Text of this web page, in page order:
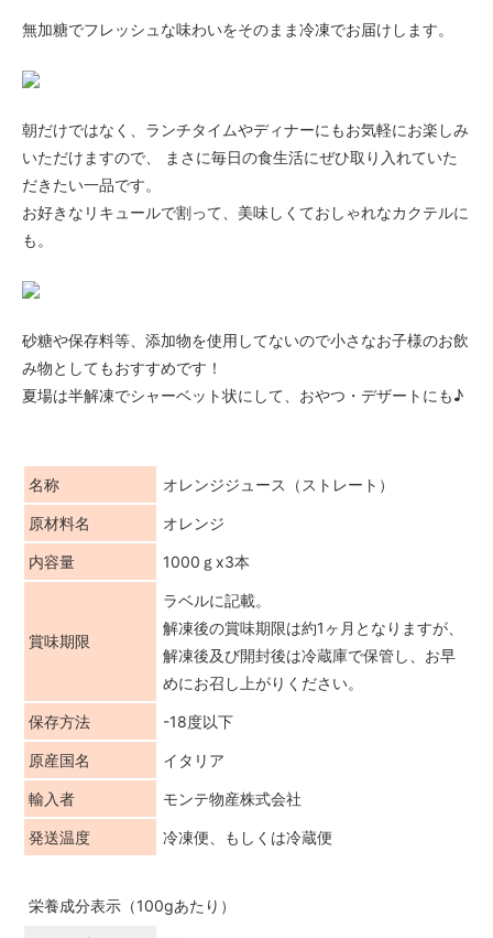
無加糖でフレッシュな味わいをそのまま冷凍でお届けします。
朝だけではなく、ランチタイムやディナーにもお気軽にお楽しみ
いただけますので、 まさに毎日の食生活にぜひ取り入れていた
だきたい一品です。
お好きなリキュールで割って、美味しくておしゃれなカクテルに
も。
砂糖や保存料等、添加物を使用してないので小さなお子様のお飲
み物としてもおすすめです！
夏場は半解凍でシャーベット状にして、おやつ・デザートにも♪
名称 オレンジジュース（ストレート）
原材料名 オレンジ
内容量 1000ｇx3本
賞味期限
ラベルに記載。
解凍後の賞味期限は約1ヶ月となりますが、
解凍後及び開封後は冷蔵庫で保管し、お早
めにお召し上がりください。
保存方法 -18度以下
原産国名 イタリア
輸入者 モンテ物産株式会社
発送温度 冷凍便、もしくは冷蔵便
栄養成分表示（100gあたり）